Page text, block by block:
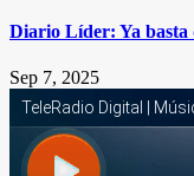
Diario Líder: Ya basta
Sep 7, 2025